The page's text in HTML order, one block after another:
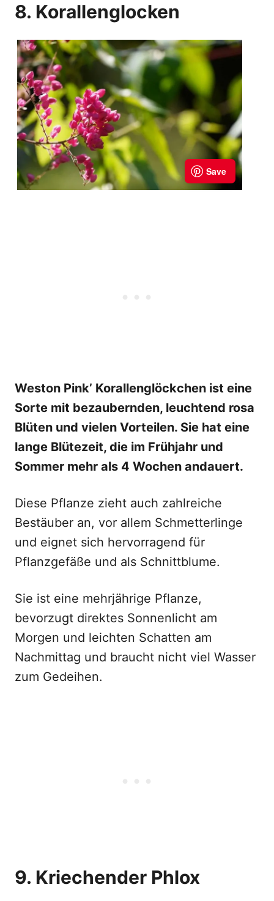
8. Korallenglocken
Weston Pink’ Korallenglöckchen ist eine
Sorte mit bezaubernden, leuchtend rosa
Blüten und vielen Vorteilen. Sie hat eine
lange Blütezeit, die im Frühjahr und
Sommer mehr als 4 Wochen andauert.
Diese Pflanze zieht auch zahlreiche
Bestäuber an, vor allem Schmetterlinge
und eignet sich hervorragend für
Pflanzgefäße und als Schnittblume.
Sie ist eine mehrjährige Pflanze,
bevorzugt direktes Sonnenlicht am
Morgen und leichten Schatten am
Nachmittag und braucht nicht viel Wasser
zum Gedeihen.
9. Kriechender Phlox